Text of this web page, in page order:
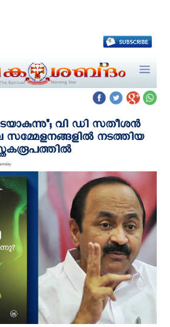
വി ഡി സതീശന്‍
സമ്മേളനങ്ങളിൽ നടത്തിയ